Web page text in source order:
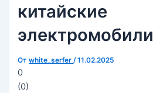
китайские
электромобили
Отwhite_serfer/11.02.2025
0
(0)